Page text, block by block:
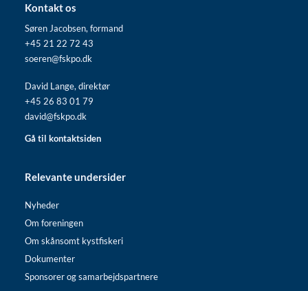
Kontakt os
Søren Jacobsen, formand
+45 21 22 72 43
soeren@fskpo.dk
David Lange, direktør
+45 26 83 01 79
david@fskpo.dk
Gå til kontaktsiden
Relevante undersider
Nyheder
Om foreningen
Om skånsomt kystfiskeri
Dokumenter
Sponsorer og samarbejdspartnere